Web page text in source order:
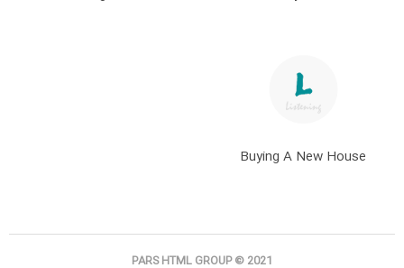
Buying A New House
PARS HTML GROUP © 2021